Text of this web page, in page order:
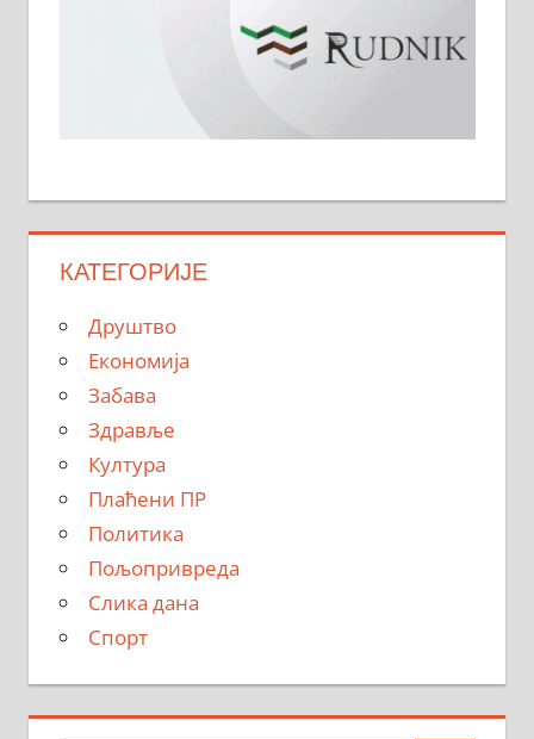
КАТЕГОРИЈЕ
Друштво
Економија
Забава
Здравље
Култура
Плаћени ПР
Политика
Пољопривреда
Слика дана
Спорт